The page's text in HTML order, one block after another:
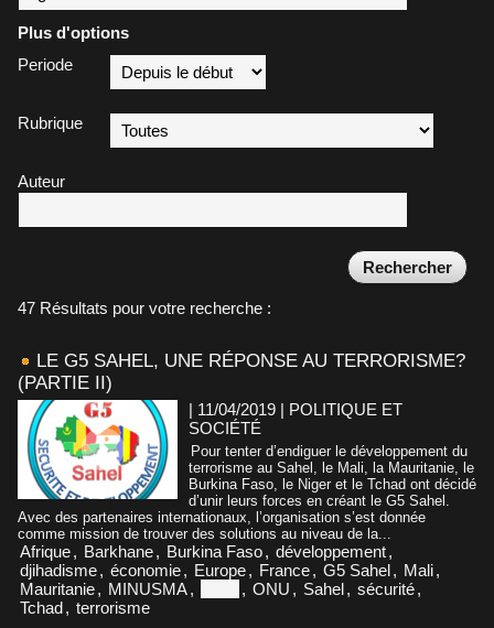
Plus d'options
Periode
Rubrique
Auteur
47 Résultats pour votre recherche :
LE G5 SAHEL, UNE RÉPONSE AU TERRORISME?
(PARTIE II)
| 11/04/2019 | POLITIQUE ET
SOCIÉTÉ
Pour tenter d’endiguer le développement du
terrorisme au Sahel, le Mali, la Mauritanie, le
Burkina Faso, le Niger et le Tchad ont décidé
d’unir leurs forces en créant le G5 Sahel.
Avec des partenaires internationaux, l’organisation s’est donnée
comme mission de trouver des solutions au niveau de la...
Afrique, Barkhane, Burkina Faso, développement,
djihadisme, économie, Europe, France, G5 Sahel, Mali,
Mauritanie, MINUSMA, , ONU , Sahel, sécurité,
Tchad, terrorisme